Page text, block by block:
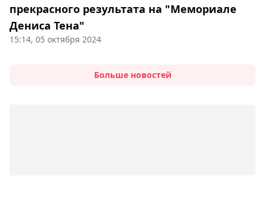
прекрасного результата на "Мемориале
Дениса Тена"
15:14, 05 октября 2024
Больше новостей